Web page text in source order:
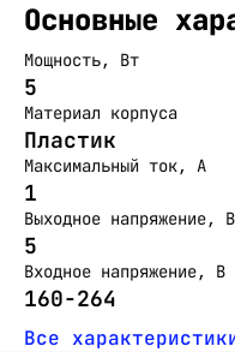
Основные
Мощность, Вт
5
Материал корпуса
Пластик
Максимальный ток, А
1
Выходное напряжение, В
5
Входное напряжение, В
160-264
Все